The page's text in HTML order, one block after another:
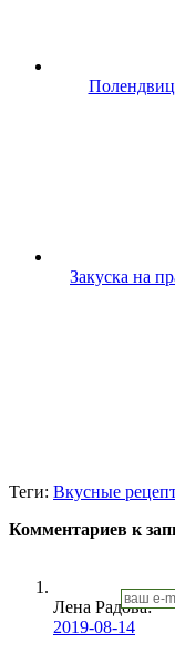
Закуска на
Теги: Вкусные
Комментариев к
Лена Радова:
2019-08-14